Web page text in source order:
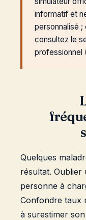
informatif et
personnalisé
consultez le
professionnel
Quelques
résultat.
personne à
Confondre taux
à surestimer